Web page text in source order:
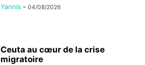
Yannis - 04/08/2026
Ceuta au cœur de la crise
migratoire